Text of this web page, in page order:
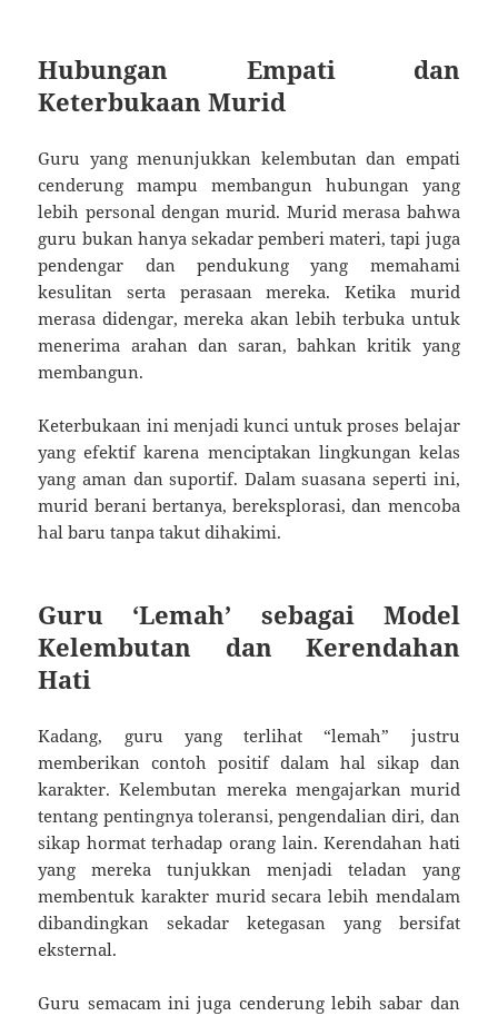
Hubungan Empati dan
Keterbukaan Murid
Guru yang menunjukkan kelembutan dan empati
cenderung mampu membangun hubungan yang
lebih personal dengan murid. Murid merasa bahwa
guru bukan hanya sekadar pemberi materi, tapi juga
pendengar dan pendukung yang memahami
kesulitan serta perasaan mereka. Ketika murid
merasa didengar, mereka akan lebih terbuka untuk
menerima arahan dan saran, bahkan kritik yang
membangun.
Keterbukaan ini menjadi kunci untuk proses belajar
yang efektif karena menciptakan lingkungan kelas
yang aman dan suportif. Dalam suasana seperti ini,
murid berani bertanya, bereksplorasi, dan mencoba
hal baru tanpa takut dihakimi.
Guru ‘Lemah’ sebagai Model
Kelembutan dan Kerendahan
Hati
Kadang, guru yang terlihat “lemah” justru
memberikan contoh positif dalam hal sikap dan
karakter. Kelembutan mereka mengajarkan murid
tentang pentingnya toleransi, pengendalian diri, dan
sikap hormat terhadap orang lain. Kerendahan hati
yang mereka tunjukkan menjadi teladan yang
membentuk karakter murid secara lebih mendalam
dibandingkan sekadar ketegasan yang bersifat
eksternal.
Guru semacam ini juga cenderung lebih sabar dan